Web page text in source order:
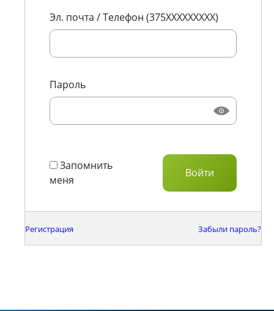
Эл. почта / Телефон (375XXXXXXXXX)
Пароль
Запомнить
меня
Регистрация Забыли пароль?